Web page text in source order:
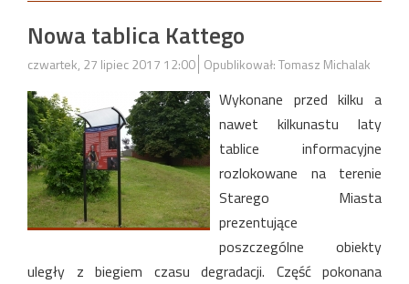
Nowa tablica Kattego
czwartek, 27 lipiec 2017 12:00 Opublikował: Tomasz Michalak
Wykonane przed kilku a
nawet kilkunastu laty
tablice informacyjne
rozlokowane na terenie
Starego Miasta
prezentujące
poszczególne obiekty
uległy z biegiem czasu degradacji. Część pokonana